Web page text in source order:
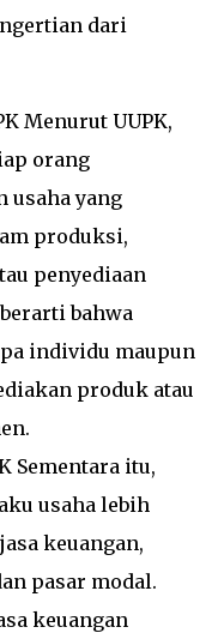
dari
Menurut UUPK,
orang
usaha yang
produksi,
penyediaan
bahwa
individu maupun
produk atau
Sementara itu,
usaha lebih
keuangan,
pasar modal.
keuangan